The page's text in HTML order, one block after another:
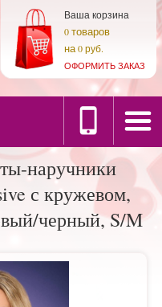
Ваша корзина
0товаров
на0 руб.
ОФОРМИТЬ ЗАКАЗ
наручники
с кружевом,
черный, S/M